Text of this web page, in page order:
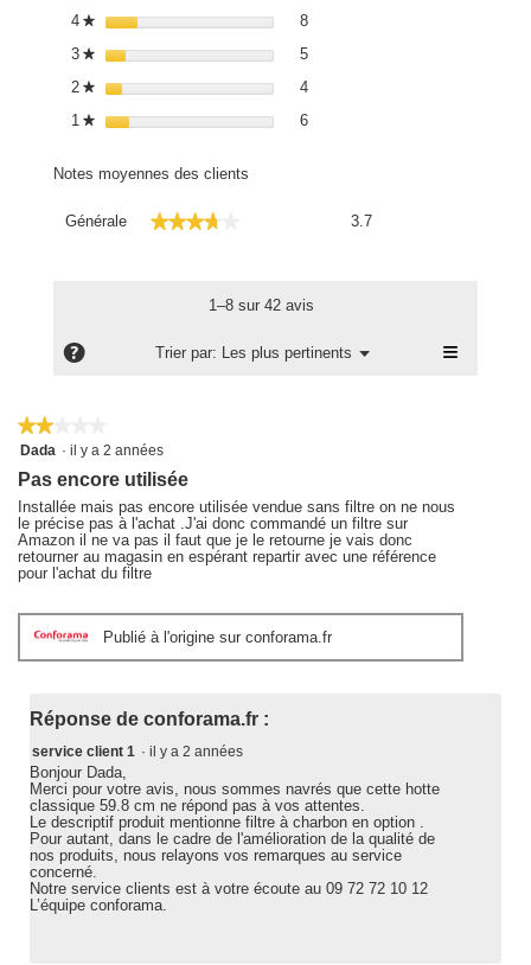
4 ★étoiles 88 avis avec 4 étoiles.
Sélectionnez pour filtrer les
3 ★étoiles 55 avis avec 3 étoiles.
Sélectionnez pour filtrer les
2 ★étoiles 44 avis avec 2 étoiles.
Sélectionnez pour filtrer les
1 ★étoiles 66 avis avec 1 étoile.
Sélectionnez pour filtrer les
Notes moyennes des clients
Générale ★★★★★
★★★★★ 3.7
1–8 sur 42 avis
? Trier par: Les plus pertinents ▼
Menu ≡
jour
★★★★★
★★★★★
2
5
Dada · il y a 2 années
Pas encore utilisée
Installée mais pas encore utilisée vendue sans filtre on ne nous
le précise pas à l'achat .J'ai donc commandé un filtre sur
Amazon il ne va pas il faut que je le retourne je vais donc
retourner au magasin en espérant repartir avec une référence
pour l'achat du filtre
Publié à l'origine sur conforama.fr
Réponse de conforama.fr :
service client 1 · il y a 2 années
Bonjour Dada,
Merci pour votre avis, nous sommes navrés que cette hotte
classique 59.8 cm ne répond pas à vos attentes.
Le descriptif produit mentionne filtre à charbon en option .
Pour autant, dans le cadre de l'amélioration de la qualité de
nos produits, nous relayons vos remarques au service
concerné.
Notre service clients est à votre écoute au 09 72 72 10 12
L’équipe conforama.